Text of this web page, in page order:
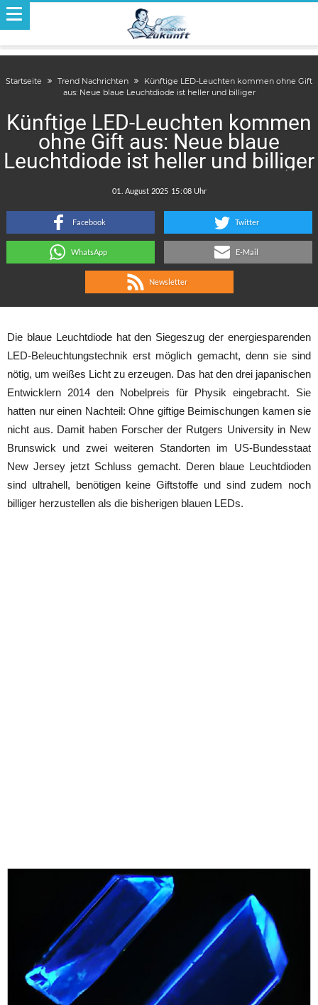
Startseite Trend Nachrichten
Künftige LED-Leuchten kommen ohne Gift
aus: Neue blaue Leuchtdiode ist heller und billiger
Künftige LED-Leuchten kommen
ohne Gift aus: Neue blaue
Leuchtdiode ist heller und billiger
:
Facebook Twitter
WhatsApp E-Mail
Newsletter
Die blaue Leuchtdiode hat den Siegeszug der energiesparenden
LED-Beleuchtungstechnik erst möglich gemacht, denn sie sind
nötig, um weißes Licht zu erzeugen. Das hat den drei japanischen
Entwicklern 2014 den Nobelpreis für Physik eingebracht. Sie
hatten nur einen Nachteil: Ohne giftige Beimischungen kamen sie
nicht aus. Damit haben Forscher der Rutgers University in New
Brunswick und zwei weiteren Standorten im US-Bundesstaat
New Jersey jetzt Schluss gemacht. Deren blaue Leuchtdioden
sind ultrahell, benötigen keine Giftstoffe und sind zudem noch
billiger herzustellen als die bisherigen blauen LEDs.